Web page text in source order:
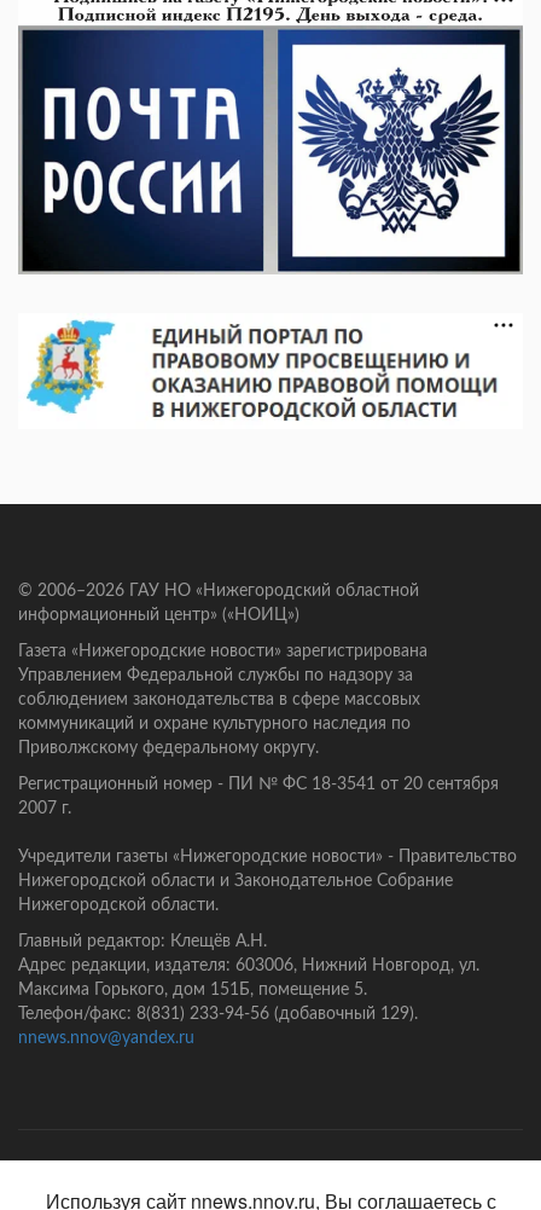
© 2006–2026 ГАУ НО «Нижегородский областной
информационный центр» («НОИЦ»)
Газета «Нижегородские новости» зарегистрирована
Управлением Федеральной службы по надзору за
соблюдением законодательства в сфере массовых
коммуникаций и охране культурного наследия по
Приволжскому федеральному округу.
Регистрационный номер - ПИ № ФС 18-3541 от 20 сентября
2007 г.
Учредители газеты «Нижегородские новости» - Правительство
Нижегородской области и Законодательное Собрание
Нижегородской области.
Главный редактор: Клещёв А.Н.
Адрес редакции, издателя: 603006, Нижний Новгород, ул.
Максима Горького, дом 151Б, помещение 5.
Телефон/факс: 8(831) 233-94-56 (добавочный 129).
nnews.nnov@yandex.ru
Используя сайт nnews.nnov.ru, Вы соглашаетесь с